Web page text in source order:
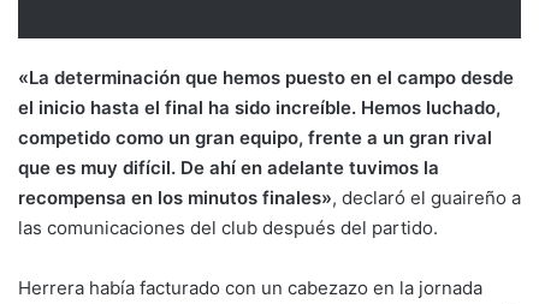
«La determinación que hemos puesto en el campo desde
el inicio hasta el final ha sido increíble. Hemos luchado,
competido como un gran equipo, frente a un gran rival
que es muy difícil. De ahí en adelante tuvimos la
recompensa en los minutos finales», declaró el guaireño a
las comunicaciones del club después del partido.
Herrera había facturado con un cabezazo en la jornada